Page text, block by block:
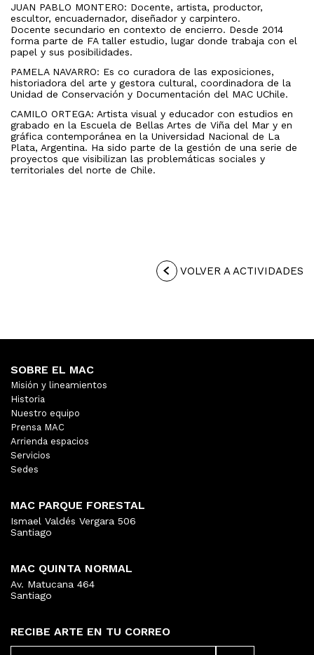
JUAN PABLO MONTERO: Docente, artista, productor,
escultor, encuadernador, diseñador y carpintero.
Docente secundario en contexto de encierro. Desde 2014
forma parte de FA taller estudio, lugar donde trabaja con el
papel y sus posibilidades.
PAMELA NAVARRO: Es co curadora de las exposiciones,
historiadora del arte y gestora cultural, coordinadora de la
Unidad de Conservación y Documentación del MAC UChile.
CAMILO ORTEGA: Artista visual y educador con estudios en
grabado en la Escuela de Bellas Artes de Viña del Mar y en
gráfica contemporánea en la Universidad Nacional de La
Plata, Argentina. Ha sido parte de la gestión de una serie de
proyectos que visibilizan las problemáticas sociales y
territoriales del norte de Chile.
VOLVER A ACTIVIDADES
RECIBE ARTE EN TU CORREO
SOBRE EL MAC
Misión y lineamientos
Historia
Nuestro equipo
Prensa MAC
Arrienda espacios
Servicios
Sedes
MAC PARQUE FORESTAL
Ismael Valdés Vergara 506
Santiago
MAC QUINTA NORMAL
Av. Matucana 464
Santiago